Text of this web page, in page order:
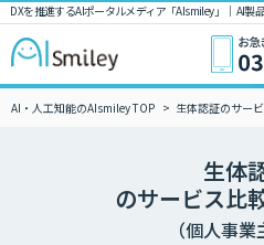
DXを推進するAIポータルメディア「AIsmiley」｜ AI製
AI・人工知能のAIsmiley TOP 生体認証のサー
生体
のサービス比
（個人事業